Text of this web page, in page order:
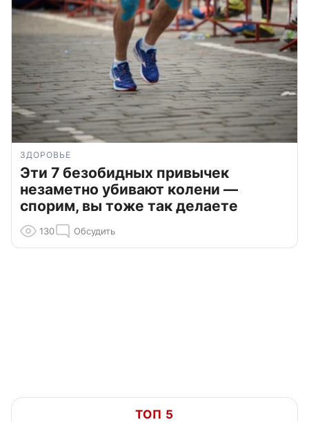
ЗДОРОВЬЕ
Эти 7 безобидных привычек
незаметно убивают колени —
спорим, вы тоже так делаете
130 Обсудить
ТОП 5